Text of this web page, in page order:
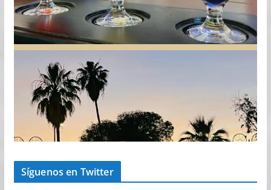
Síguenos en Twitter